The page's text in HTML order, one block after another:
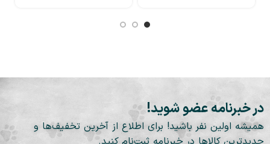
در خبرنامه عضو شوید!
همیشه اولین نفر باشید! برای اطلاع از آخرین تخفیف‌ها و